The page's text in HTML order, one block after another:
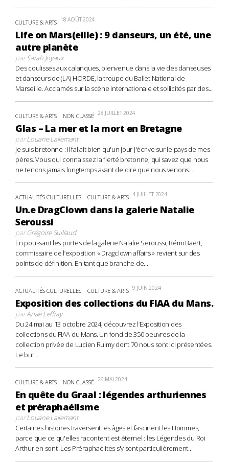
CULTURE & ARTS 18 AOÛT 2024
Life on Mars(eille) : 9 danseurs, un été, une
autre planète
parSarah Joyaux
Des coulisses aux calanques, bienvenue dans la vie des danseuses
et danseurs de (LA) HORDE, la troupe du Ballet National de
Marseille. Acclamés sur la scène internationale et sollicités par des...
CULTURE & ARTS NON CLASSÉ 28 JUILLET 2024
Glas – La mer et la mort en Bretagne
parLouane Lallemant
Je suis bretonne : il fallait bien qu'un jour j'écrive sur le pays de mes
pères. Vous qui connaissez la fierté bretonne, qui savez que nous
ne tenons jamais longtemps avant de dire que nous venons...
ACTUALITÉS CULTURELLES CULTURE & ARTS 4 JUILLET 2024
Un.e DragClown dans la galerie Natalie
Seroussi
parGrégoire Suillaud
En poussant les portes de la galerie Natalie Seroussi, Rémi Baert,
commissaire de l’exposition « Dragclown affairs » revient sur des
points de définition. En tant que branche de...
ACTUALITÉS CULTURELLES CULTURE & ARTS 9 JUIN 2024
Exposition des collections du FIAA du Mans.
parAnaë Leffray
Du 24 mai au 13 octobre 2024, découvrez l’Exposition des
collections du FIAA du Mans. Un fond de 350 oeuvres de la
collection privée de Lucien Ruimy dont 70 nous sont ici présentées.
Le but...
CULTURE & ARTS NON CLASSÉ 26 MAI 2024
En quête du Graal : légendes arthuriennes
et préraphaélisme
parLouane Lallemant
Certaines histoires traversent les âges et fascinent les Hommes,
parce que ce qu'elles racontent est éternel : les Légendes du Roi
Arthur en sont. Les Préraphaélites s'y sont particulièrement...